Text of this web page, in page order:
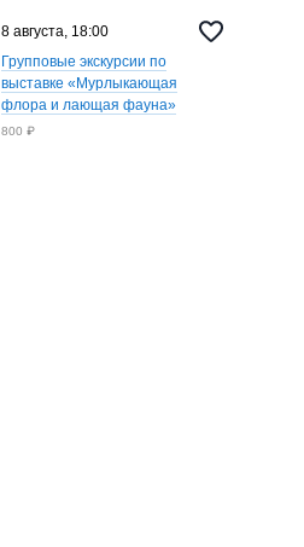
8 августа, 18:00
Групповые экскурсии по
выставке «Мурлыкающая
флора и лающая фауна»
800 ₽